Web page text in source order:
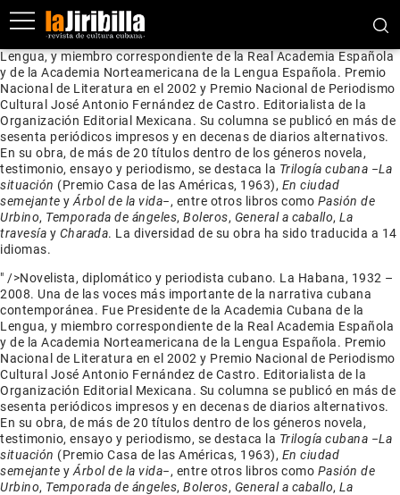
Novelista, diplomático y periodista cubano. La Habana, 1932 –
2008. Una de las voces más importante de la narrativa cubana
contemporánea. Fue Presidente de la Academia Cubana de la
Lengua, y miembro correspondiente de la Real Academia Española
y de la Academia Norteamericana de la Lengua Española. Premio
Nacional de Literatura en el 2002 y Premio Nacional de Periodismo
Cultural José Antonio Fernández de Castro. Editorialista de la
Organización Editorial Mexicana. Su columna se publicó en más de
sesenta periódicos impresos y en decenas de diarios alternativos.
En su obra, de más de 20 títulos dentro de los géneros novela,
testimonio, ensayo y periodismo, se destaca la Trilogía cubana −La
situación (Premio Casa de las Américas, 1963), En ciudad
semejante y Árbol de la vida−, entre otros libros como Pasión de
Urbino, Temporada de ángeles, Boleros, General a caballo, La
travesía y Charada. La diversidad de su obra ha sido traducida a 14
idiomas.
" />Novelista, diplomático y periodista cubano. La Habana, 1932 –
2008. Una de las voces más importante de la narrativa cubana
contemporánea. Fue Presidente de la Academia Cubana de la
Lengua, y miembro correspondiente de la Real Academia Española
y de la Academia Norteamericana de la Lengua Española. Premio
Nacional de Literatura en el 2002 y Premio Nacional de Periodismo
Cultural José Antonio Fernández de Castro. Editorialista de la
Organización Editorial Mexicana. Su columna se publicó en más de
sesenta periódicos impresos y en decenas de diarios alternativos.
En su obra, de más de 20 títulos dentro de los géneros novela,
testimonio, ensayo y periodismo, se destaca la Trilogía cubana −La
situación (Premio Casa de las Américas, 1963), En ciudad
semejante y Árbol de la vida−, entre otros libros como Pasión de
Urbino, Temporada de ángeles, Boleros, General a caballo, La